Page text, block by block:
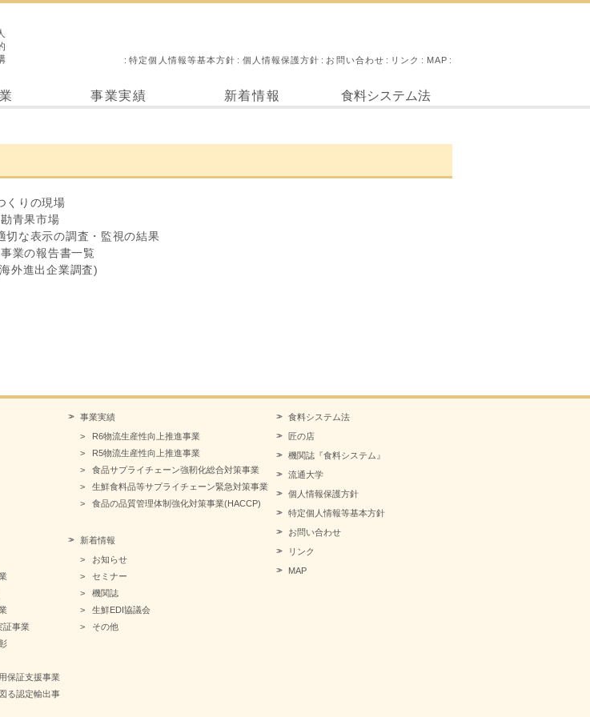
特定個人情報等基本方針 個人情報保護方針 お問い合わせ リンク MAP
事業実績 新着情報 食料システム法
くりの現場
青果市場
切な表示の調査・監視の結果
業の報告書一覧
外進出企業調査)
証事業
保証支援事業
る認定輸出事
事業実績
R6物流生産性向上推進事業
R5物流生産性向上推進事業
食品サプライチェーン強靭化総合対策事業
生鮮食料品等サプライチェーン緊急対策事業
食品の品質管理体制強化対策事業(HACCP)
新着情報
お知らせ
セミナー
機関誌
生鮮EDI協議会
その他
食料システム法
匠の店
機関誌『食料システム』
流通大学
個人情報保護方針
特定個人情報等基本方針
お問い合わせ
リンク
MAP